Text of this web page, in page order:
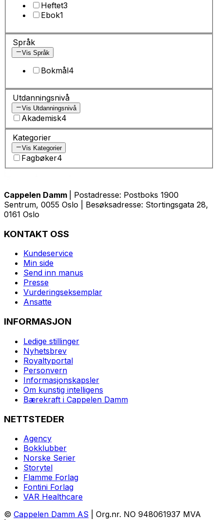
Heftet3
Ebok1
Språk
Vis Språk
Bokmål4
Utdanningsnivå
Vis Utdanningsnivå
Akademisk4
Kategorier
Vis Kategorier
Fagbøker4
Cappelen Damm
| Postadresse: Postboks 1900
Sentrum, 0055 Oslo | Besøksadresse: Stortingsgata 28,
0161 Oslo
KONTAKT OSS
Kundeservice
Min side
Send inn manus
Presse
Vurderingseksemplar
Ansatte
INFORMASJON
Ledige stillinger
Nyhetsbrev
Royaltyportal
Personvern
Informasjonskapsler
Om kunstig intelligens
Bærekraft i Cappelen Damm
NETTSTEDER
Agency
Bokklubber
Norske Serier
Storytel
Flamme Forlag
Fontini Forlag
VAR Healthcare
© Cappelen Damm AS | Org.nr. NO 948061937 MVA